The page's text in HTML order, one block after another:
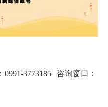
3773185 咨询窗口：